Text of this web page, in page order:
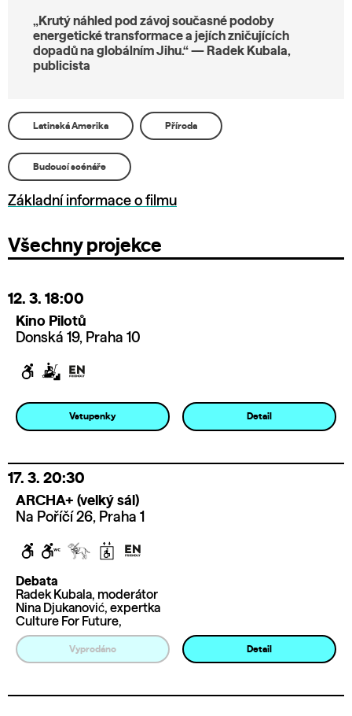
„Krutý náhled pod závoj současné podoby
energetické transformace a jejích zničujících
dopadů na globálním Jihu.“ — Radek Kubala,
publicista
Latinská Amerika Příroda
Budoucí scénáře
Základní informace o filmu
Všechny projekce
12. 3. 18:00
Kino Pilotů
Donská 19, Praha 10
Vstupenky Detail
17. 3. 20:30
ARCHA+ (velký sál)
Na Poříčí 26, Praha 1
Debata
Radek Kubala, moderátor
Nina Djukanović, expertka
Culture For Future,
Vyprodáno Detail